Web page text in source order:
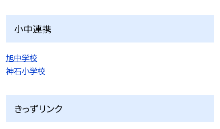
小中連携
旭中学校
神石小学校
きっずリンク